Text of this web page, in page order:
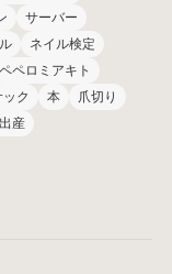
サーバー
ネイル検定
ペペロミアキト
ク 本
爪切り
産